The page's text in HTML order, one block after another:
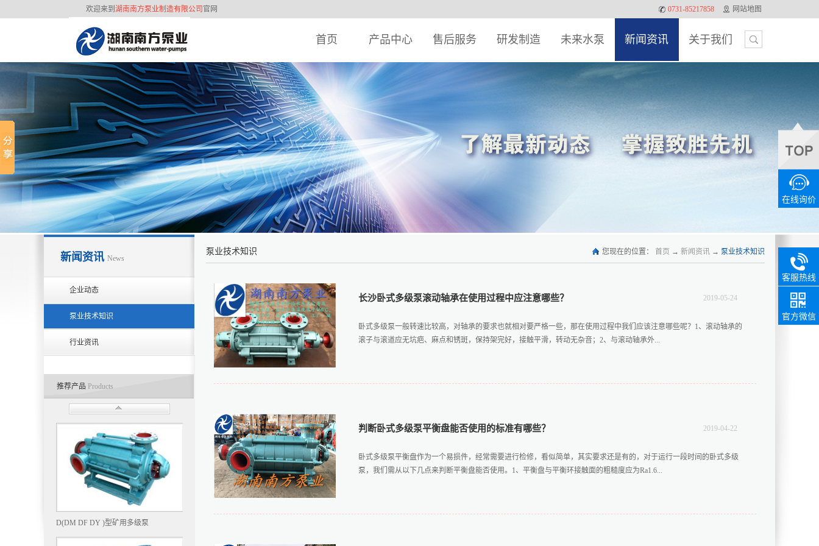
欢迎来到 湖南南方泵业制造有限公司 官网 0731-85217858 网站地图
首页 产品中心 售后服务 研发制造 未来水泵 新闻资讯 关于我们
联系我们 3 2 经典产品
新闻资讯 News
企业动态
泵业技术知识
行业资讯
推荐产品 Products
D(DM DF DY )型矿用多级泵
泵业技术知识 您现在的位置： 首页 → 新闻资讯 → 泵业技术知识
长沙卧式多级泵滚动轴承在使用过程中应注意哪些？
卧式多级泵一般转速比较高，对轴承的要求也就相对要严格一些，那在使用过程中我们应该注意哪些呢？1、滚动轴承的
滚子与滚道应无坑疤、麻点和锈斑，保持架完好，接触平滑，转动无杂音；2、与滚动轴承外...
2019-05-24
判断卧式多级泵平衡盘能否使用的标准有哪些？
卧式多级泵平衡盘作为一个易损件，经常需要进行检修，看似简单，其实要求还是有的，对于运行一段时间的卧式多级
泵，我们需从以下几点来判断平衡盘能否使用。1、平衡盘与平衡环接触面的粗糙度应为Ra1.6...
2019-04-22
在线询价
0731-
85217858
客服热线
销售热线
官方微信